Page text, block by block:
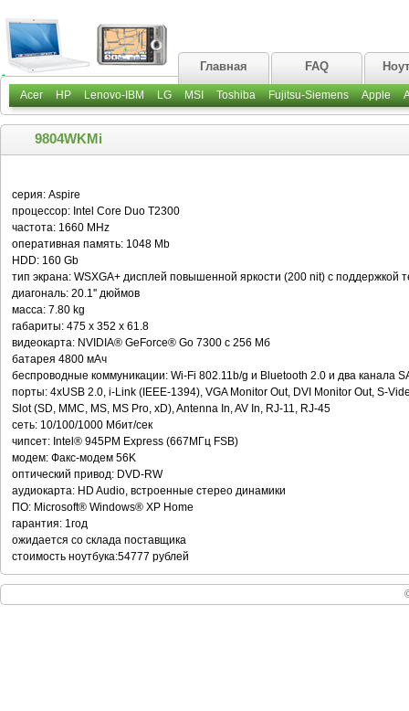
Главная FAQ
Acer HP Lenovo-IBM LG MSI Toshiba Fujitsu-Siemens Apple
9804WKMi
серия: Aspire
процессор: Intel Core Duo T2300
частота: 1660 MHz
оперативная память: 1048 Mb
HDD: 160 Gb
тип экрана: WSXGA+ дисплей повышенной яркости (200 nit) c поддержкой
диагональ: 20.1'' дюймов
масса: 7.80 kg
габариты: 475 x 352 x 61.8
видеокарта: NVIDIA® GeForce® Go 7300 с 256 Mб
батарея 4800 мАч
беспроводные коммуникации: Wi-Fi 802.11b/g и Bluetooth 2.0 и два канала
порты: 4xUSB 2.0, i-Link (IEEE-1394), VGA Monitor Out, DVI Monitor Out, S-
Slot (SD, MMC, MS, MS Pro, xD), Antenna In, AV In, RJ-11, RJ-45
сеть: 10/100/1000 Мбит/сек
чипсет: Intel® 945PM Express (667MГц FSB)
модем: Факс-модем 56K
оптический привод: DVD-RW
аудиокарта: HD Audio, встроенные стерео динамики
ПО: Microsoft® Windows® XP Home
гарантия: 1год
ожидается со склада поставщика
стоимость ноутбука:54777 рублей